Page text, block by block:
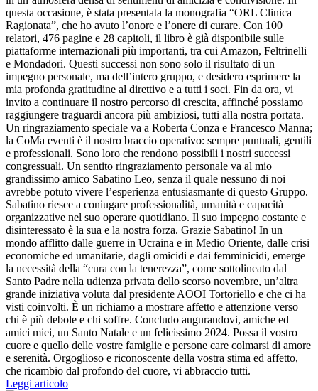
questa occasione, è stata presentata la monografia “ORL Clinica
Ragionata”, che ho avuto l’onore e l’onere di curare. Con 100
relatori, 476 pagine e 28 capitoli, il libro è già disponibile sulle
piattaforme internazionali più importanti, tra cui Amazon, Feltrinelli
e Mondadori. Questi successi non sono solo il risultato di un
impegno personale, ma dell’intero gruppo, e desidero esprimere la
mia profonda gratitudine al direttivo e a tutti i soci. Fin da ora, vi
invito a continuare il nostro percorso di crescita, affinché possiamo
raggiungere traguardi ancora più ambiziosi, tutti alla nostra portata.
Un ringraziamento speciale va a Roberta Conza e Francesco Manna;
la CoMa eventi è il nostro braccio operativo: sempre puntuali, gentili
e professionali. Sono loro che rendono possibili i nostri successi
congressuali. Un sentito ringraziamento personale va al mio
grandissimo amico Sabatino Leo, senza il quale nessuno di noi
avrebbe potuto vivere l’esperienza entusiasmante di questo Gruppo.
Sabatino riesce a coniugare professionalità, umanità e capacità
organizzative nel suo operare quotidiano. Il suo impegno costante e
disinteressato è la sua e la nostra forza. Grazie Sabatino! In un
mondo afflitto dalle guerre in Ucraina e in Medio Oriente, dalle crisi
economiche ed umanitarie, dagli omicidi e dai femminicidi, emerge
la necessità della “cura con la tenerezza”, come sottolineato dal
Santo Padre nella udienza privata dello scorso novembre, un’altra
grande iniziativa voluta dal presidente AOOI Tortoriello e che ci ha
visti coinvolti. È un richiamo a mostrare affetto e attenzione verso
chi è più debole e chi soffre. Concludo augurandovi, amiche ed
amici miei, un Santo Natale e un felicissimo 2024. Possa il vostro
cuore e quello delle vostre famiglie e persone care colmarsi di amore
e serenità. Orgoglioso e riconoscente della vostra stima ed affetto,
che ricambio dal profondo del cuore, vi abbraccio tutti.
Leggi articolo